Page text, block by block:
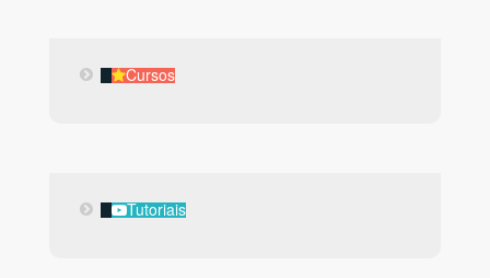
CursosCursos
TutoriaisTutoriais